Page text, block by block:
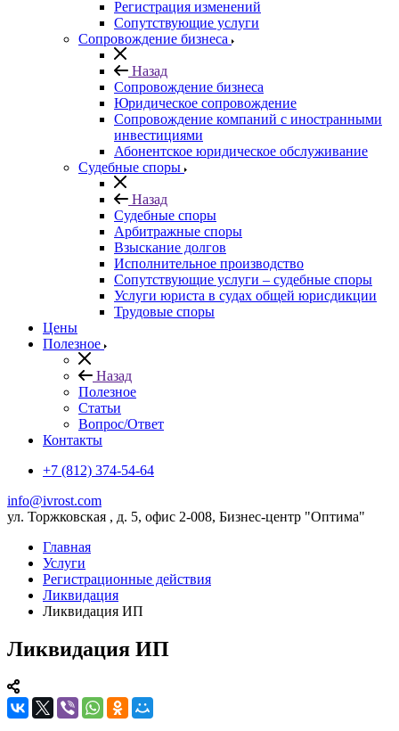
Регистрация изменений
Сопутствующие услуги
Сопровождение бизнеса
Назад
Сопровождение бизнеса
Юридическое сопровождение
Сопровождение компаний с иностранными
инвестициями
Абонентское юридическое обслуживание
Судебные споры
Назад
Судебные споры
Арбитражные споры
Взыскание долгов
Исполнительное производство
Сопутствующие услуги – судебные споры
Услуги юриста в судах общей юрисдикции
Трудовые споры
Цены
Полезное
Назад
Полезное
Статьи
Вопрос/Ответ
Контакты
+7 (812) 374-54-64
info@ivrost.com
ул. Торжковская , д. 5, офис 2-008, Бизнес-центр "Оптима"
Главная
Услуги
Регистрационные действия
Ликвидация
Ликвидация ИП
Ликвидация ИП